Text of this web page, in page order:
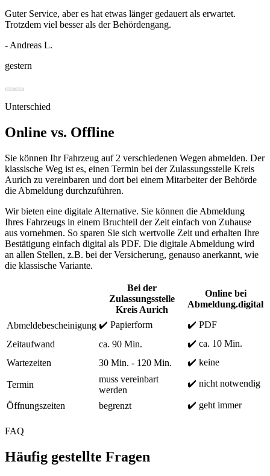
Guter Service, aber es hat etwas länger gedauert als erwartet.
Trotzdem viel besser als der Behördengang.
- Andreas L.
gestern
Unterschied
Online vs. Offline
Sie können Ihr Fahrzeug auf 2 verschiedenen Wegen abmelden. Der
klassische Weg ist es, einen Termin bei der Zulassungsstelle Kreis
Aurich zu vereinbaren und dort bei einem Mitarbeiter der Behörde
die Abmeldung durchzuführen.
Wir bieten eine digitale Alternative. Sie können die Abmeldung
Ihres Fahrzeugs in einem Bruchteil der Zeit einfach von Zuhause
aus vornehmen. So sparen Sie sich wertvolle Zeit und erhalten Ihre
Bestätigung einfach digital als PDF. Die digitale Abmeldung wird
an allen Stellen, z.B. bei der Versicherung, genauso anerkannt, wie
die klassische Variante.
Bei der
Zulassungsstelle
Kreis Aurich
Online bei
Abmeldung.digital
Abmeldebescheinigung ✔️ Papierform
✔️ PDF
Zeitaufwand
ca. 90 Min.
✔️ ca. 10 Min.
Wartezeiten
30 Min. - 120 Min. ✔️ keine
Termin
muss vereinbart
werden
✔️ nicht notwendig
Öffnungszeiten begrenzt ✔️ geht immer
FAQ
Häufig gestellte Fragen